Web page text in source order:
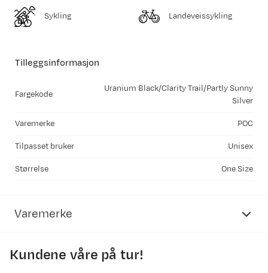
Tilleggsinformasjon
Fargekode
Uranium Black/Clarity Trail/Partly Sunny
Silver
Varemerke POC
Tilpasset bruker Unisex
Størrelse One Size
Sykling Landeveissykling
Varemerke
Kundene våre på tur!